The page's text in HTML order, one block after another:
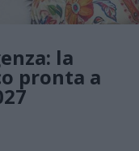
la
pronta a